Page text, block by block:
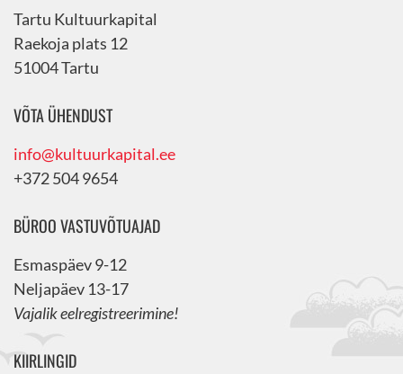
Tartu Kultuurkapital
Raekoja plats 12
51004 Tartu
VÕTA ÜHENDUST
info@kultuurkapital.ee
+372 504 9654
BÜROO VASTUVÕTUAJAD
Esmaspäev 9-12
Neljapäev 13-17
Vajalik eelregistreerimine!
KIIRLINGID